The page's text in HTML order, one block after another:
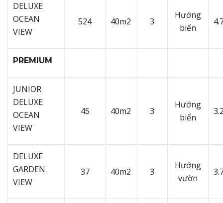
DELUXE
OCEAN
VIEW
524 40m2 3
Hướng
biển
PREMIUM
JUNIOR
DELUXE
OCEAN
VIEW
45 40m2 3
Hướng
biển
DELUXE
GARDEN
VIEW
37 40m2 3
Hướng
vườn